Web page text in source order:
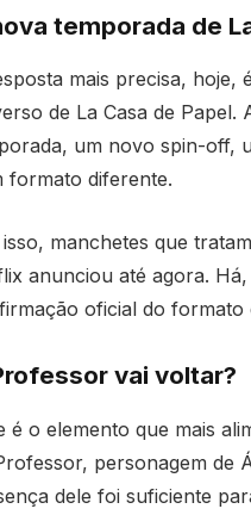
temporada de
mais precisa, hoje,
de La Casa de Papel.
um novo spin-off,
formato diferente.
manchetes que
anunciou até agora.
oficial do formato
vai voltar?
é o elemento que mais
personagem de
dele foi suficiente